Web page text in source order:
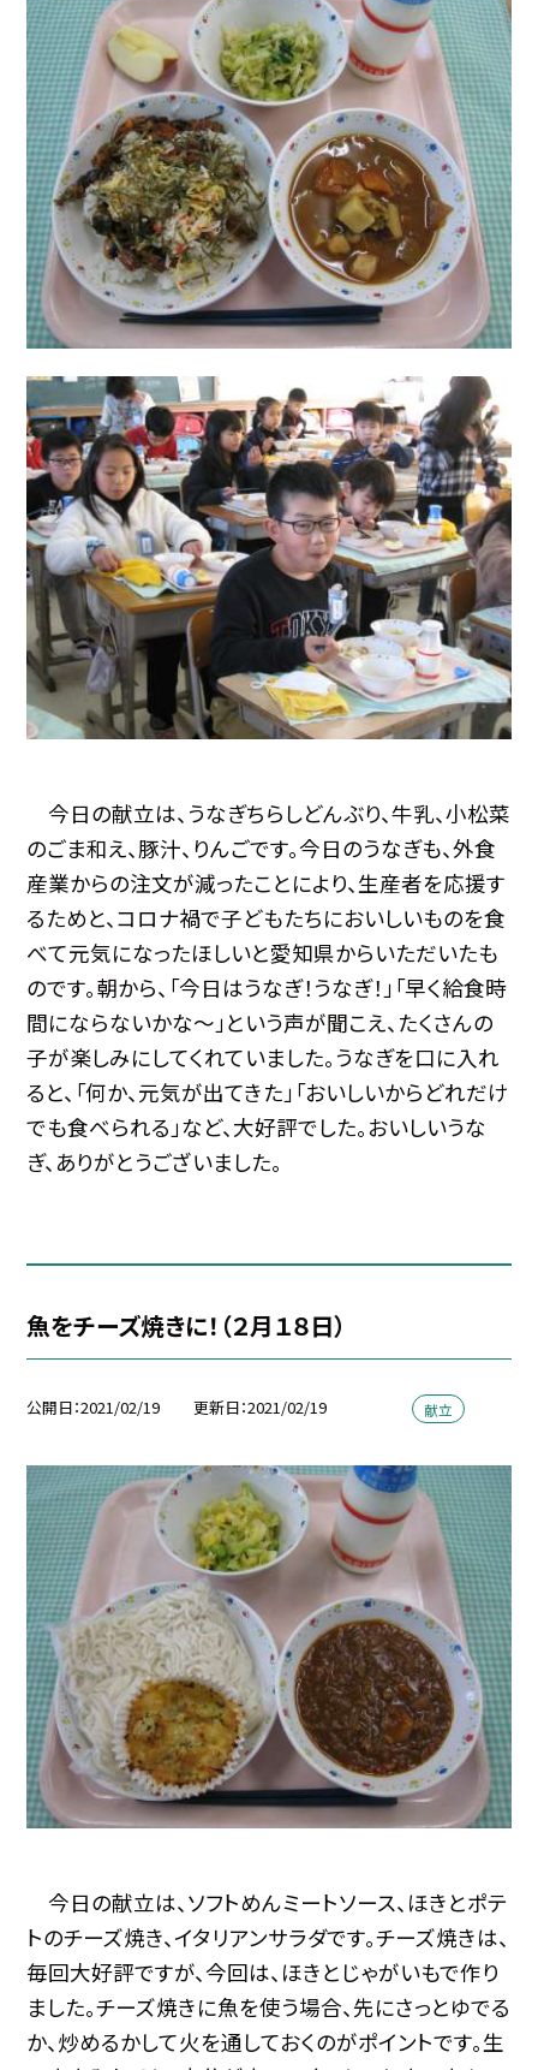
今日の献立は、うなぎちらしどんぶり、牛乳、小松菜
のごま和え、豚汁、りんごです。今日のうなぎも、外食
産業からの注文が減ったことにより、生産者を応援す
るためと、コロナ禍で子どもたちにおいしいものを食
べて元気になったほしいと愛知県からいただいたも
のです。朝から、「今日はうなぎ！うなぎ！」「早く給食時
間にならないかな〜」という声が聞こえ、たくさんの
子が楽しみにしてくれていました。うなぎを口に入れ
ると、「何か、元気が出てきた」「おいしいからどれだけ
でも食べられる」など、大好評でした。おいしいうな
ぎ、ありがとうございました。
魚をチーズ焼きに！（２月１８日）
公開日 2021/02/19 更新日 2021/02/19 献立
今日の献立は、ソフトめんミートソース、ほきとポテ
トのチーズ焼き、イタリアンサラダです。チーズ焼きは、
毎回大好評ですが、今回は、ほきとじゃがいもで作り
ました。チーズ焼きに魚を使う場合、先にさっとゆでる
か、炒めるかして火を通しておくのがポイントです。生